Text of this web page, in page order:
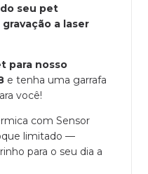
seu pet
gravação a laser
para nosso
e tenha uma garrafa
você!
com Sensor
limitado —
para o seu dia a